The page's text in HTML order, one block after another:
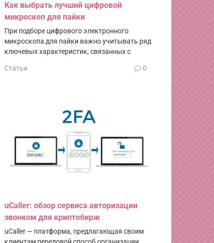
Как выбрать лучший цифровой
микроскоп для пайки
При подборе цифрового электронного
микроскопа для пайки важно учитывать ряд
ключевых характеристик, связанных с
Статьи 0
uCaller: обзор сервиса авторизации
звонком для криптобирж
uCaller — платформа, предлагающая своим